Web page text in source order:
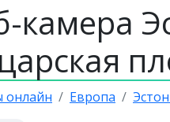
камера
онлайн Европа